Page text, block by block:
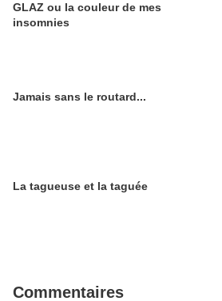
GLAZ ou la couleur de mes
insomnies
Jamais sans le routard...
La tagueuse et la taguée
Commentaires